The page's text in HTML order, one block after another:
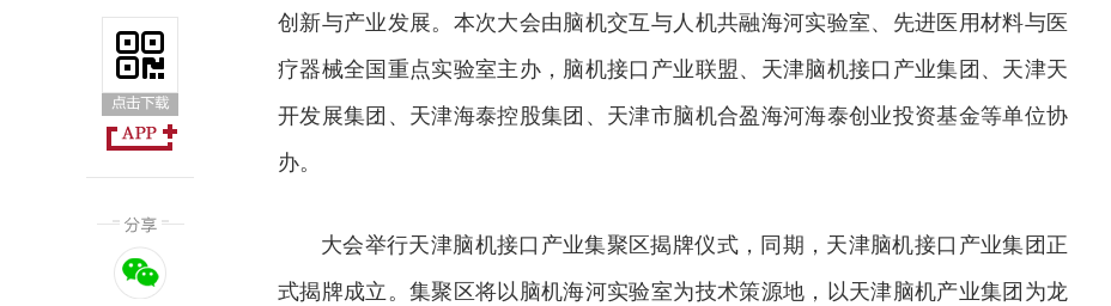
创新与产业发展。本次大会由脑机交互与人机共融海河实验室、先进医用材料与医
疗器械全国重点实验室主办，脑机接口产业联盟、天津脑机接口产业集团、天津天
开发展集团、天津海泰控股集团、天津市脑机合盈海河海泰创业投资基金等单位协
办。
大会举行天津脑机接口产业集聚区揭牌仪式，同期，天津脑机接口产业集团正
式揭牌成立。集聚区将以脑机海河实验室为技术策源地，以天津脑机产业集团为龙